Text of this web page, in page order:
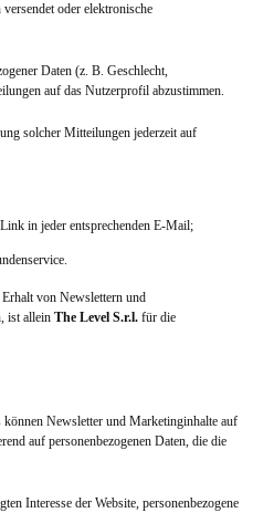
oder elektronische
Daten (z. B. Geschlecht,
auf das Nutzerprofil abzustimmen.
solcher Mitteilungen jederzeit auf
in jeder entsprechenden E-Mail;
von Newslettern und
ist allein The Level S.r.l. für die
Newsletter und Marketinginhalte auf
auf personenbezogenen Daten, die die
Interesse der Website, personenbezogene